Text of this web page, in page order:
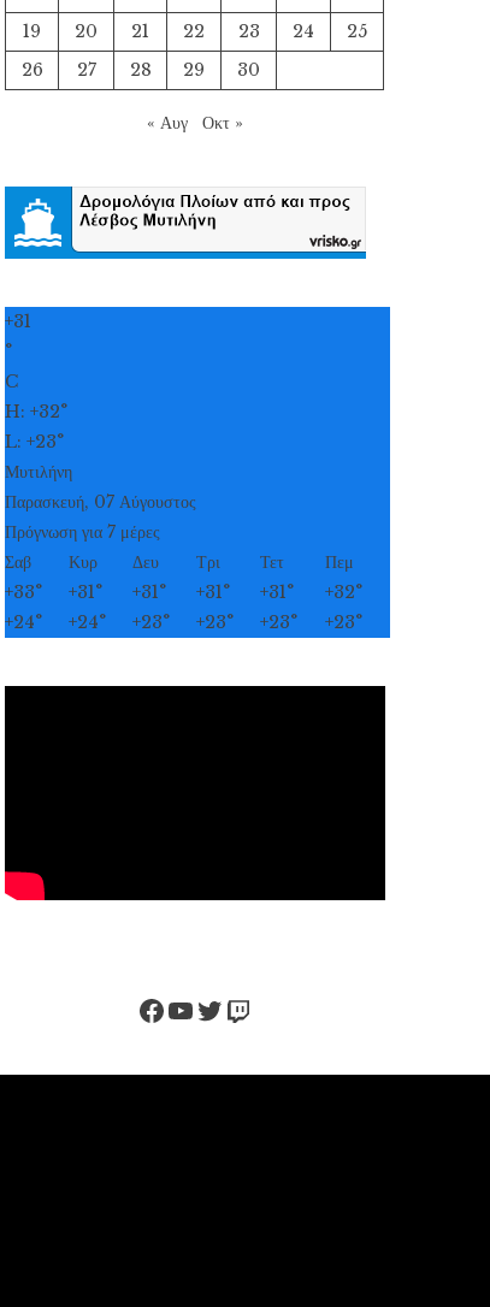
19
20 21 22 23 24
25
26
27 28 29 30
« Αυγ Οκτ »
+31
°
C
H:+32°
L:+23°
Μυτιλήνη
Παρασκευή, 07 Αύγουστος
Πρόγνωση για 7 μέρες
Σαβ
Κυρ Δευ Τρι Τετ
Πεμ
+33° +31° +31° +31° +31° +32°
+24° +24° +23° +23° +23° +23°
Facebook
YouTube
Twitter
Twitch